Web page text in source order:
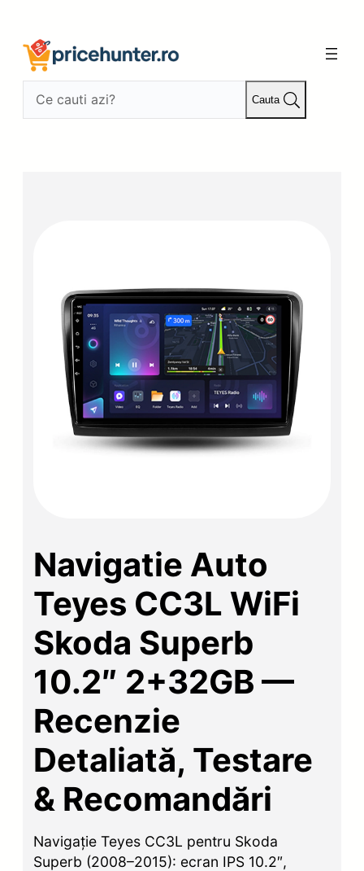
conținut
Cauta
Navigatie Auto
Teyes CC3L WiFi
Skoda Superb
10.2″ 2+32GB —
Recenzie
Detaliată, Testare
& Recomandări
Navigație Teyes CC3L pentru Skoda
Superb (2008–2015): ecran IPS 10.2″,